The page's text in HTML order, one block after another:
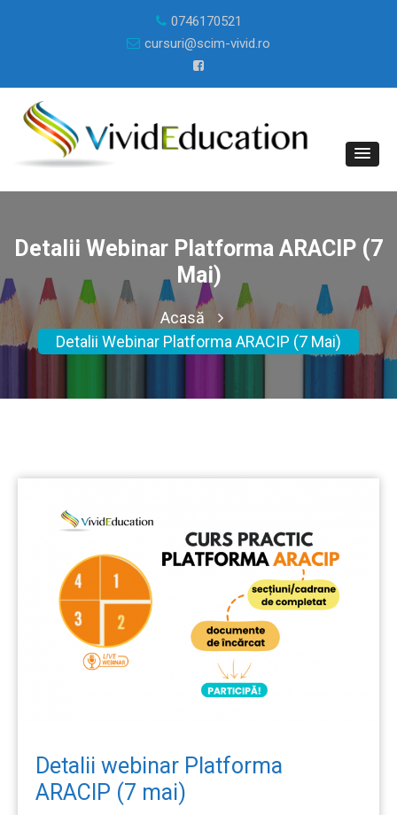
0746170521
cursuri@scim-vivid.ro
Detalii Webinar Platforma ARACIP (7
Mai)
Acasă
Detalii Webinar Platforma ARACIP (7 Mai)
Detalii webinar Platforma
ARACIP (7 mai)